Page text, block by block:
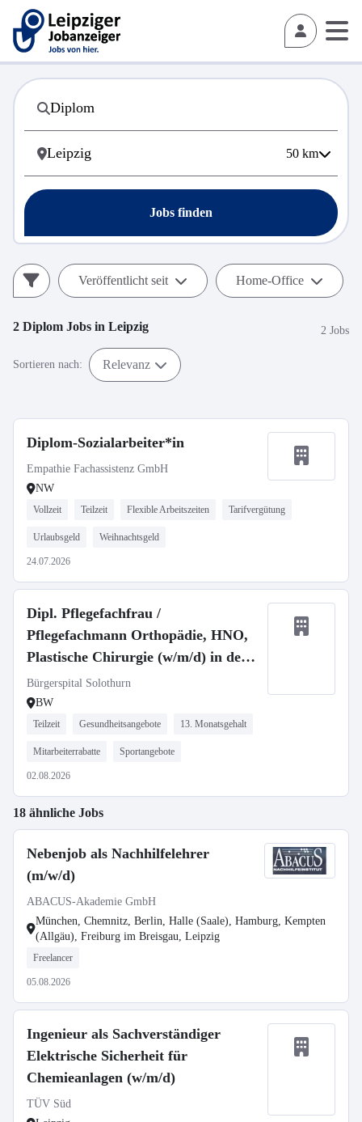
50 km
Jobs finden
Veröffentlicht seit Home-Office
2 Diplom Jobs in Leipzig 2 Jobs
Sortieren nach: Relevanz
Diplom-Sozialarbeiter*in
Empathie Fachassistenz GmbH
NW
Vollzeit Teilzeit Flexible Arbeitszeiten Tarifvergütung
Urlaubsgeld Weihnachtsgeld
24.07.2026
Dipl. Pflegefachfrau /
Pflegefachmann Orthopädie, HNO,
Plastische Chirurgie (w/m/d) in der
Schweiz
Bürgerspital Solothurn
BW
Teilzeit Gesundheitsangebote 13. Monatsgehalt
Mitarbeiterrabatte Sportangebote
02.08.2026
18 ähnliche Jobs
Nebenjob als Nachhilfelehrer
(m/w/d)
ABACUS-Akademie GmbH
München, Chemnitz, Berlin, Halle (Saale), Hamburg, Kempten
(Allgäu), Freiburg im Breisgau, Leipzig
Freelancer
05.08.2026
Ingenieur als Sachverständiger
Elektrische Sicherheit für
Chemieanlagen (w/m/d)
TÜV Süd